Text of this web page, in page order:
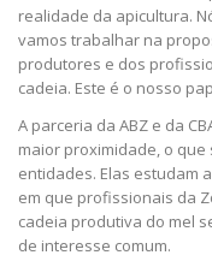
realidade da apicultura.
vamos trabalhar na
produtores e dos
cadeia. Este é o nosso
A parceria da ABZ e da
maior proximidade, o
entidades. Elas estudam
em que profissionais da
cadeia produtiva do mel
de interesse comum.